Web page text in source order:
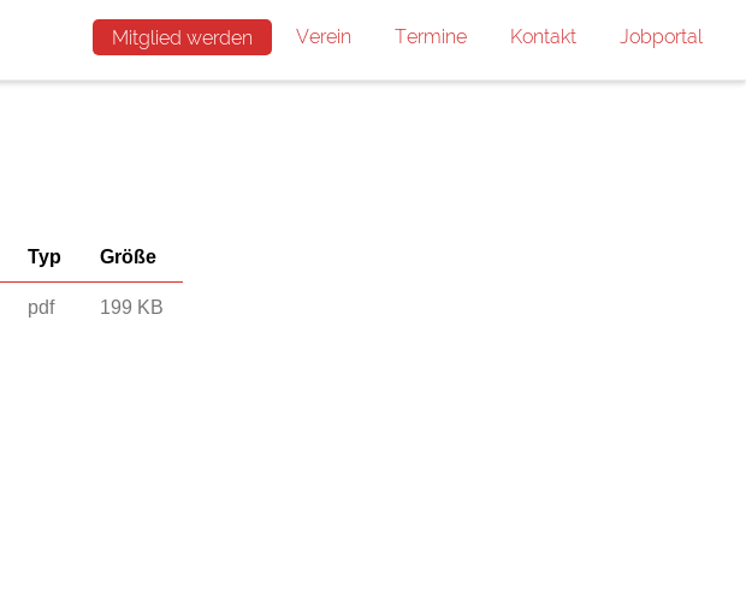
Mitglied werden Verein Termine Kontakt Jobportal
Typ Größe
pdf 199 KB